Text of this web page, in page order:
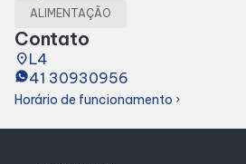
Alimentação
ALIMENTAÇÃO
Contato
placeL4
41 30930956
Horário de funcionamento chevron_right